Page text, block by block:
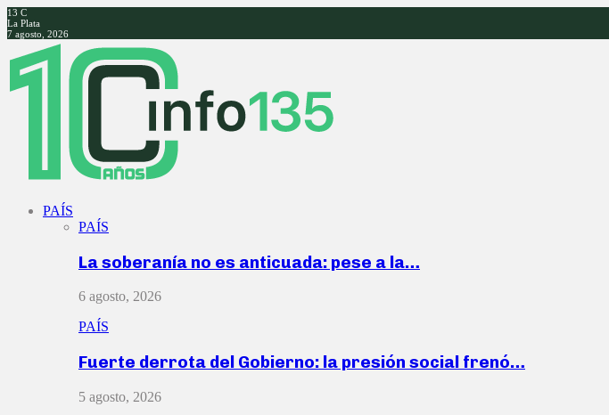
13 C
La Plata
7 agosto, 2026
Facebook
Twitter
Instagram
Youtube
PAÍS
PAÍS
La soberanía no es anticuada: pese a la…
6 agosto, 2026
PAÍS
Fuerte derrota del Gobierno: la presión social frenó…
5 agosto, 2026